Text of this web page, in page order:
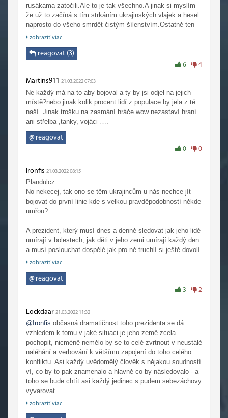
rusákama zatočili.Ale to je tak všechno.A jinak si myslím
že už to začíná s tím strkáním ukrajinských vlajek a hesel
naprosto do všeho smrdět čistým šílenstvím.Ostatně ten
jejich hrdinský prezident z kterého mam od včerejšího
války a toho že nás začíná zlehounka vydírat už plné
zobraziť viac
reagovat (3)
6 4
Martins911 21.03.2022 07:03
Ne každý má na to aby bojoval a ty by jsi odjel na jejich
místě?nebo jinak kolik procent lidí z populace by jela z té
naší .Jinak trošku na zasmání hráče wow nezastaví hraní
ani střelba ,tanky, vojáci ….
@reagovat
0 0
Ironfis 21.03.2022 08:15
Plandulcz
No nekecej, tak ono se těm ukrajincům u nás nechce jít
bojovat do první linie kde s velkou pravděpodobností někde
umřou?
A prezident, který musí dnes a denně sledovat jak jeho lidé
umírají v bolestech, jak děti v jeho zemi umírají každý den
a musí poslouchat dospělé jak pro ně truchlí si ještě dovolí
být občas v televizi trochu víc dramatický? TO je ale
Já si myslím, že bys občas měl dřív přemýšlet, než něco
zobraziť viac
@reagovat
3 2
Lockdaar 21.03.2022 11:32
@Ironfis občasná dramatičnost toho prezidenta se dá
vzhledem k tomu v jaké situaci je jeho země zcela
pochopit, nicméně nemělo by se to celé zvrtnout v neustálé
naléhání a verbování k většímu zapojení do toho celého
konfliktu. Asi každý uvědomělý člověk s nějakou soudností
ví, co by to pak znamenalo a hlavně co by následovalo - a
toho se bude chtít asi každý jedinec s pudem sebezáchovy
vyvarovat.
Mimo jiné, taky mi přijde trošku úsměvné, že některé lidi na
zobraziť viac